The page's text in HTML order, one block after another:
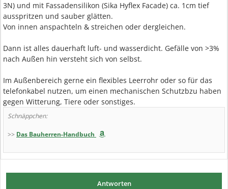
3N) und mit Fassadensilikon (Sika Hyflex Facade) ca. 1cm tief
ausspritzen und sauber glätten.
Von innen anspachteln & streichen oder dergleichen.
Dann ist alles dauerhaft luft- und wasserdicht. Gefälle von >3%
nach Außen hin versteht sich von selbst.
Im Außenbereich gerne ein flexibles Leerrohr oder so für das
telefonkabel nutzen, um einen mechanischen Schutzbzu haben
gegen Witterung, Tiere oder sonstiges.
Schnäppchen:
>> Das Bauherren-Handbuch
Antworten